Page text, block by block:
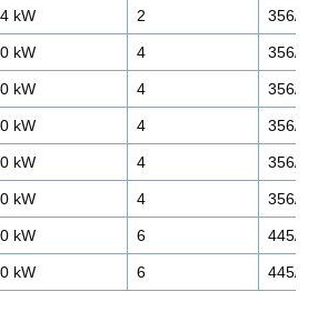
kW 2 356/
kW 4 356/
kW 4 356/
kW 4 356/
kW 4 356/
kW 4 356/
kW 6 445/
kW 6 445/